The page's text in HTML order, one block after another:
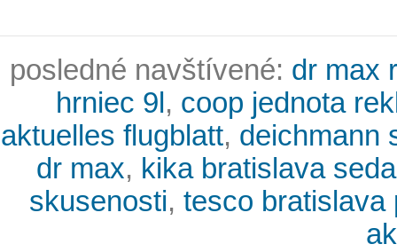
posledné navštívené: dr max
hrniec 9l , coop jednota
aktuelles flugblatt, deichmann
dr max, kika bratislava
skusenosti, tesco bratislava